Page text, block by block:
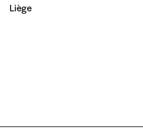
Liège